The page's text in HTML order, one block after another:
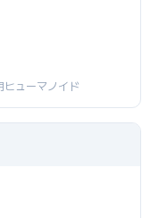
ヒューマノイド